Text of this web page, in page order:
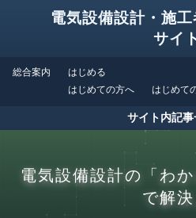
電気設備設計・施
サイ
総合案内
はじめる
はじめての方へ
はじめて
サイト内記
電気設備設計の「わ
で解決